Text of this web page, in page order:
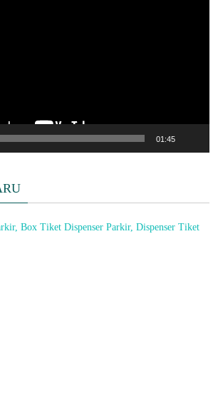
01:45
Box Tiket Dispenser Parkir, Dispenser Tiket